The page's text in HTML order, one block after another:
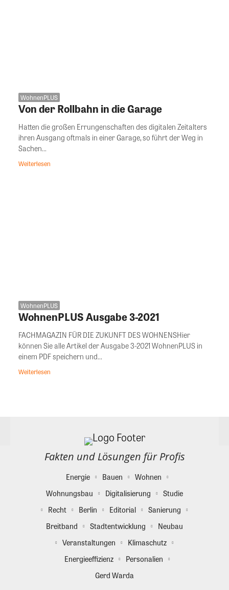
WohnenPLUS
Von der Rollbahn in die Garage
Hatten die großen Errungenschaften des digitalen Zeitalters
ihren Ausgang oftmals in einer Garage, so führt der Weg in
Sachen...
Weiterlesen
WohnenPLUS
WohnenPLUS Ausgabe 3-2021
FACHMAGAZIN FÜR DIE ZUKUNFT DES WOHNENSHier
können Sie alle Artikel der Ausgabe 3-2021 WohnenPLUS in
einem PDF speichern und...
Weiterlesen
Fakten und Lösungen für Profis
Energie Bauen
Wohnen
Wohnungsbau
Digitalisierung
Studie
Recht
Berlin Editorial
Sanierung
Breitband
Stadtentwicklung
Neubau
Veranstaltungen
Klimaschutz
Energieeffizienz
Personalien
Gerd Warda